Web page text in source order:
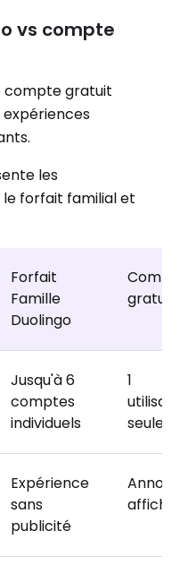
vs compte
compte gratuit
les
forfait familial et
Forfait
Famille
Duolingo
gratuit
Jusqu'à 6
comptes
individuels
1
Expérience
sans
publicité